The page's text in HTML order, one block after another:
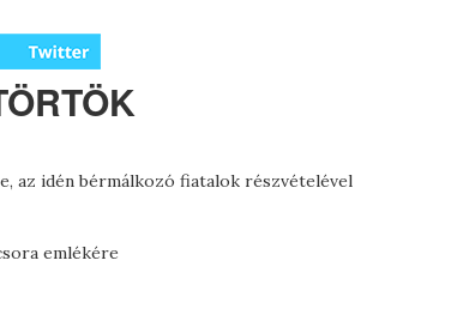
az idén bérmálkozó fiatalok részvételével
emlékére